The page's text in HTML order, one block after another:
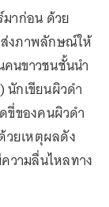
าก่อน ด้วย
งภาพลักษณ์ให้
นขาวชนชั้นนำ
นักเขียนผิวดำ
ขี่ของคนผิวดำ
วยเหตุผลดัง
วามลื่นไหลทาง